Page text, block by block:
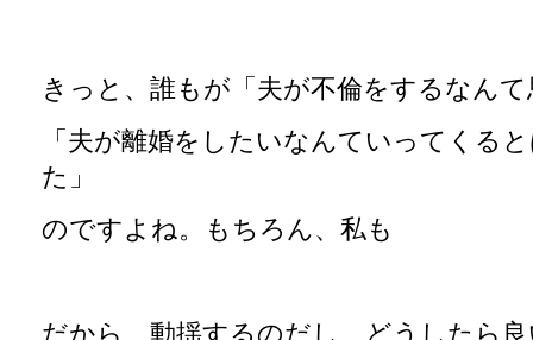
きっと、誰もが「夫が不倫をするなん
「夫が離婚をしたいなんていってくる
た」
のですよね。もちろん、私も
だから、動揺するのだし、どうしたら